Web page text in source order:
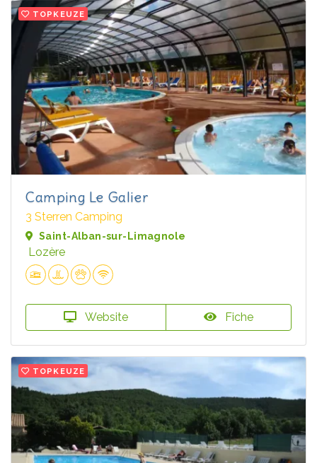
TOPKEUZE
Camping Le Galier
3 Sterren Camping
Saint-Alban-sur-Limagnole
Lozère
Website Fiche
TOPKEUZE